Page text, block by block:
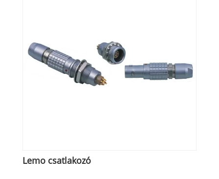
Lemo csatlakozó